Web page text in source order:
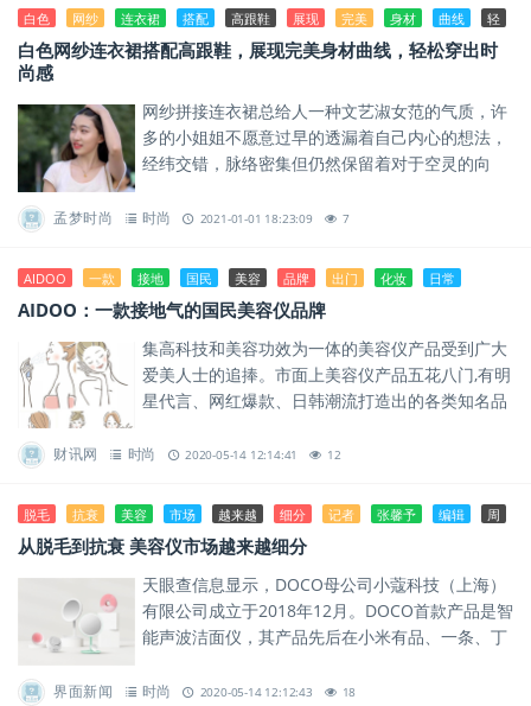
白色 网纱 连衣裙 搭配 高跟鞋 展现 完美 身材 曲线 轻
白色网纱连衣裙搭配高跟鞋，展现完美身材曲线，轻松穿出时
尚感
网纱拼接连衣裙总给人一种文艺淑女范的气质，许
多的小姐姐不愿意过早的透漏着自己内心的想法，
经纬交错，脉络密集但仍然保留着对于空灵的向
孟梦时尚 时尚 2021-01-01 18:23:09 7
AIDOO 一款 接地 国民 美容 品牌 出门 化妆 日常
AIDOO：一款接地气的国民美容仪品牌
集高科技和美容功效为一体的美容仪产品受到广大
爱美人士的追捧。市面上美容仪产品五花八门,有明
星代言、网红爆款、日韩潮流打造出的各类知名品
财讯网 时尚 2020-05-14 12:14:41 12
脱毛 抗衰 美容 市场 越来越 细分 记者 张馨予 编辑 周
从脱毛到抗衰 美容仪市场越来越细分
天眼查信息显示，DOCO母公司小蔻科技（上海）
有限公司成立于2018年12月。DOCO首款产品是智
能声波洁面仪，其产品先后在小米有品、一条、丁
界面新闻 时尚 2020-05-14 12:12:43 18